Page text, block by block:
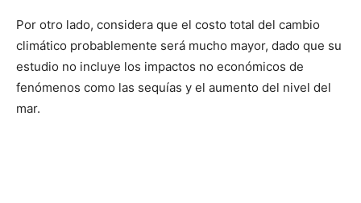
Por otro lado, considera que el costo total del cambio
climático probablemente será mucho mayor, dado que su
estudio no incluye los impactos no económicos de
fenómenos como las sequías y el aumento del nivel del
mar.